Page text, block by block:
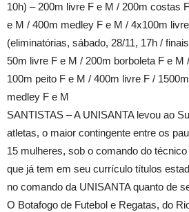
10h) – 200m livre F e M / 200m costas
e M / 400m medley F e M / 4x100m
(eliminatórias, sábado, 28/11, 17h /
50m livre F e M / 200m borboleta F e
100m peito F e M / 400m livre F /
medley F e M
SANTISTAS – A UNISANTA levou ao
atletas, o maior contingente entre os
15 mulheres, sob o comando do
que já tem em seu currículo títulos
no comando da UNISANTA quanto de
O Botafogo de Futebol e Regatas, do